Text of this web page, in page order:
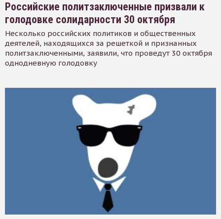
Российские политзаключенные призвали к
голодовке солидарности 30 октября
Несколько российских политиков и общественных
деятелей, находящихся за решеткой и признанных
политзаключенными, заявили, что проведут 30 октября
однодневную голодовку